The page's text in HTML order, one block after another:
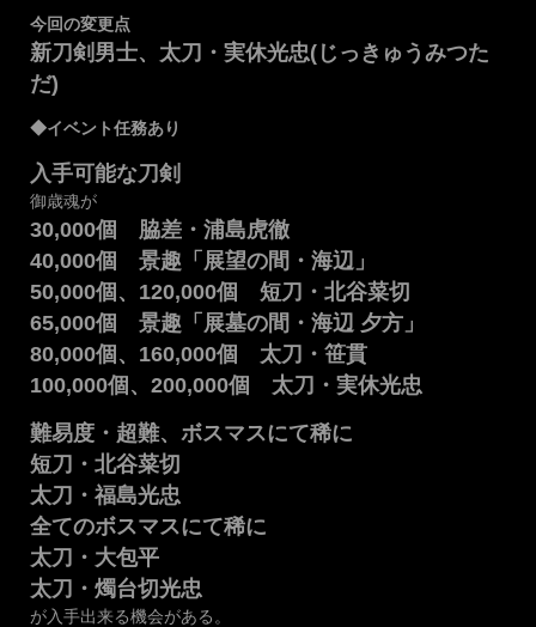
今回の変更点
新刀剣男士、太刀・実休光忠(じっきゅうみつた
だ)
◆イベント任務あり
入手可能な刀剣
御歳魂が
30,000個 脇差・浦島虎徹
40,000個 景趣「展望の間・海辺」
50,000個、120,000個 短刀・北谷菜切
65,000個 景趣「展墓の間・海辺 夕方」
80,000個、160,000個 太刀・笹貫
100,000個、200,000個 太刀・実休光忠
難易度・超難、ボスマスにて稀に
短刀・北谷菜切
太刀・福島光忠
全てのボスマスにて稀に
太刀・大包平
太刀・燭台切光忠
が入手出来る機会がある。